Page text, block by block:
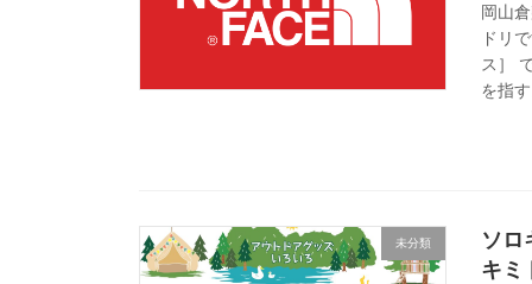
岡山
ドリ
ス］
を指
未分類
ソロ
キミ